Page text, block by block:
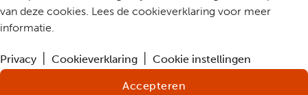
van deze cookies. Lees de cookieverklaring voor meer
informatie.
Privacy Cookieverklaring Cookie instellingen
Accepteren